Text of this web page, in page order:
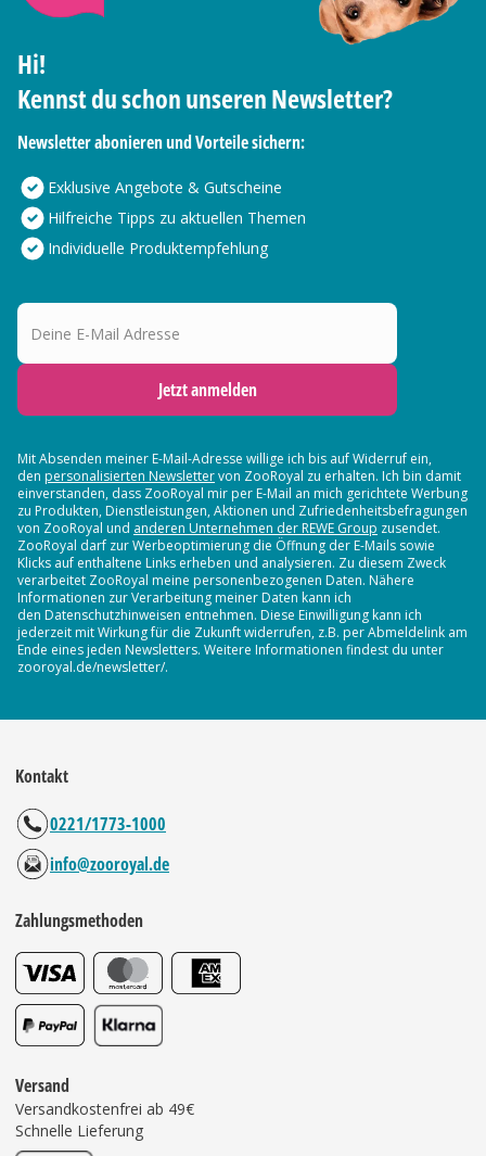
Hi!
Kennst du schon unseren Newsletter?
Newsletter abonieren und Vorteile sichern:
Exklusive Angebote & Gutscheine
Hilfreiche Tipps zu aktuellen Themen
Individuelle Produktempfehlung
Deine E-Mail Adresse
Jetzt anmelden
Mit Absenden meiner E-Mail-Adresse willige ich bis auf Widerruf ein,
den personalisierten Newslettervon ZooRoyal zu erhalten. Ich bin damit
einverstanden, dass ZooRoyal mir per E-Mail an mich gerichtete Werbung
zu Produkten, Dienstleistungen, Aktionen und Zufriedenheitsbefragungen
von ZooRoyal und anderen Unternehmen der REWE Group zusendet.
ZooRoyal darf zur Werbeoptimierung die Öffnung der E-Mails sowie
Klicks auf enthaltene Links erheben und analysieren. Zu diesem Zweck
verarbeitet ZooRoyal meine personenbezogenen Daten. Nähere
Informationen zur Verarbeitung meiner Daten kann ich
den Datenschutzhinweisen entnehmen. Diese Einwilligung kann ich
jederzeit mit Wirkung für die Zukunft widerrufen, z.B. per Abmeldelink am
Ende eines jeden Newsletters. Weitere Informationen findest du unter
zooroyal.de/newsletter/.
Kontakt
0221/1773-1000
info@zooroyal.de
Zahlungsmethoden
Versand
Versandkostenfrei ab 49€
Schnelle Lieferung